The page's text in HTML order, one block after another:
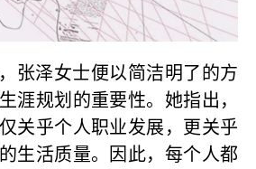
张泽女士便以简洁明了的方
涯规划的重要性。她指出，
关乎个人职业发展，更关乎
生活质量。因此，每个人都